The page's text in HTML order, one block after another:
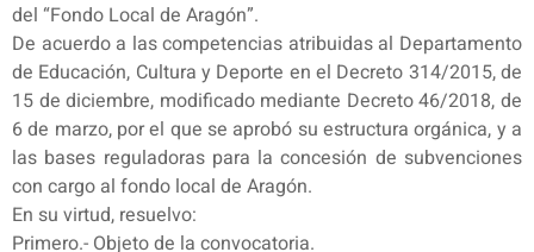
del “Fondo Local de Aragón”.
De acuerdo a las competencias atribuidas al Departamento
de Educación, Cultura y Deporte en el Decreto 314/2015, de
15 de diciembre, modificado mediante Decreto 46/2018, de
6 de marzo, por el que se aprobó su estructura orgánica, y a
las bases reguladoras para la concesión de subvenciones
con cargo al fondo local de Aragón.
En su virtud, resuelvo:
Primero.- Objeto de la convocatoria.